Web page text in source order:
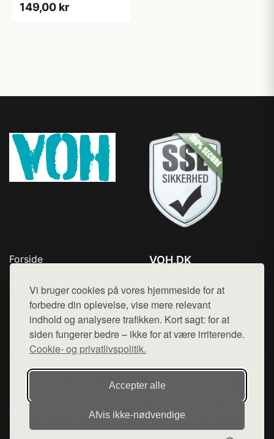
Vi bruger cookies på vores hjemmeside for at
forbedre din oplevelse, vise mere relevant
indhold og analysere trafikken. Kort sagt: for at
siden fungerer bedre – ikke for at være irriterende.
Cookie- og privatlivspolitik.
Accepter alle
Afvis ikke‑nødvendige
149,00 kr
Forside
Top Rabatter
Kontakt
VOH.DK
Mail: hej@want.dk
Cookie- og privatlivspolitik
Denne side er en del af want.dk, der udgiver en række
hjemmesider med præsentation af forskellige produkter fra
diverse webshops. Der sælges ikke varer fra denne side - vi
henviser til de shops, som sælger varen. Vi har heller ikke